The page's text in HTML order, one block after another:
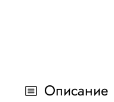
Описание